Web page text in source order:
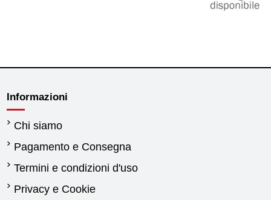
Informazioni
Chi siamo
Pagamento e Consegna
Termini e condizioni d'uso
Privacy e Cookie